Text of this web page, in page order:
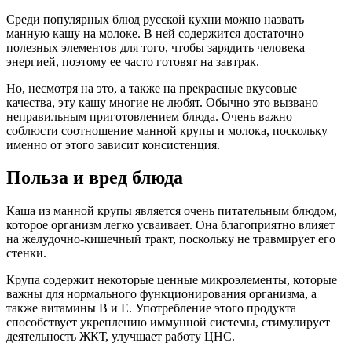
Среди популярных блюд русской кухни можно назвать
манную кашу на молоке. В ней содержится достаточно
полезных элементов для того, чтобы зарядить человека
энергией, поэтому ее часто готовят на завтрак.
Но, несмотря на это, а также на прекрасные вкусовые
качества, эту кашу многие не любят. Обычно это вызвано
неправильным приготовлением блюда. Очень важно
соблюсти соотношение манной крупы и молока, поскольку
именно от этого зависит консистенция.
Польза и вред блюда
Каша из манной крупы является очень питательным блюдом,
которое организм легко усваивает. Она благоприятно влияет
на желудочно-кишечный тракт, поскольку не травмирует его
стенки.
Крупа содержит некоторые ценные микроэлементы, которые
важны для нормального функционирования организма, а
также витамины B и E. Употребление этого продукта
способствует укреплению иммунной системы, стимулирует
деятельность ЖКТ, улучшает работу ЦНС.